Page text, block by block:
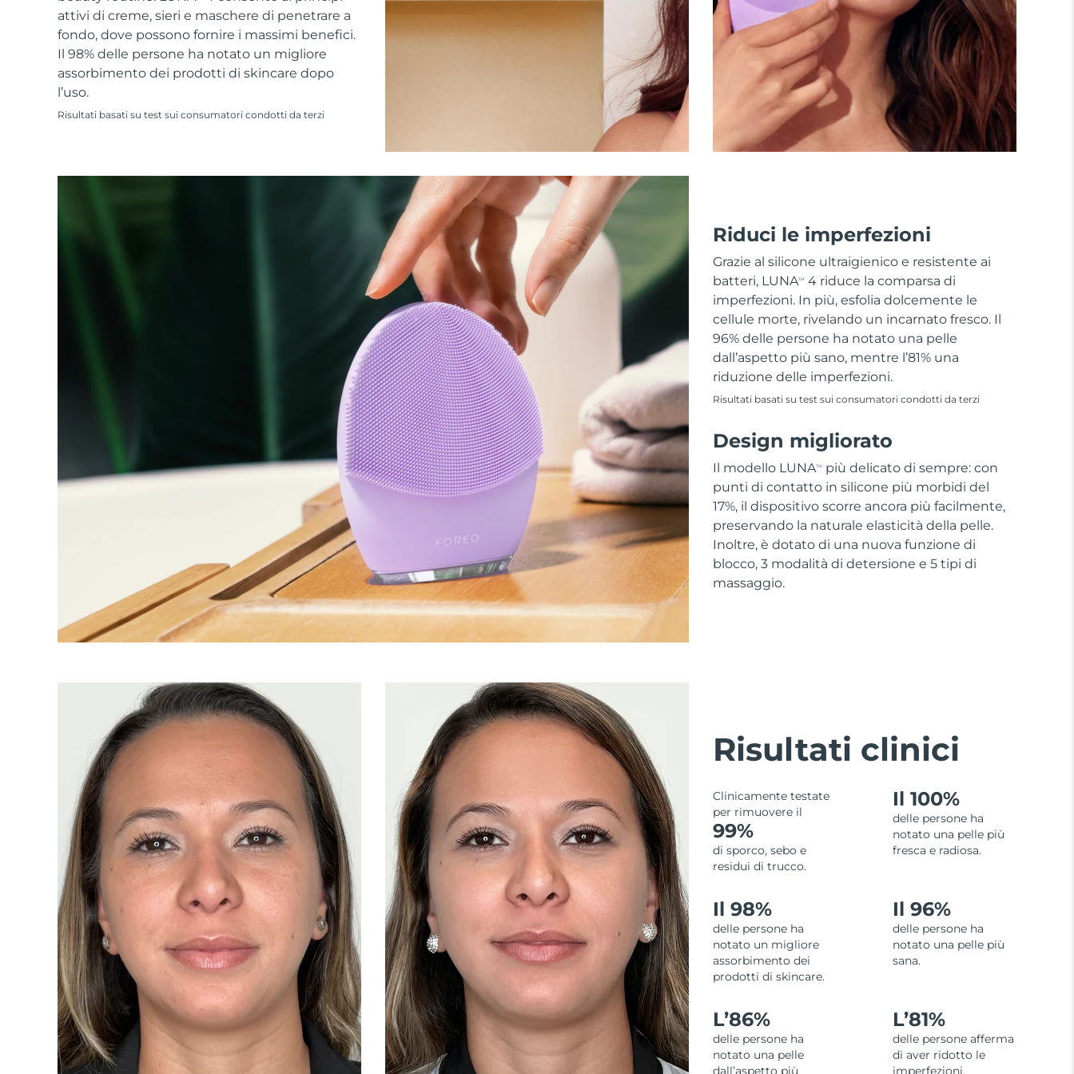
attivi di creme, sieri e maschere di penetrare a
fondo, dove possono fornire i massimi benefici.
Il 98% delle persone ha notato un migliore
assorbimento dei prodotti di skincare dopo
l’uso.
Risultati basati su test sui consumatori condotti da terzi
Riduci le imperfezioni
Grazie al silicone ultraigienico e resistente ai
batteri, LUNATM
4 riduce la comparsa di
imperfezioni. In più, esfolia dolcemente le
cellule morte, rivelando un incarnato fresco. Il
96% delle persone ha notato una pelle
dall’aspetto più sano, mentre l’81% una
riduzione delle imperfezioni.
Risultati basati su test sui consumatori condotti da terzi
Design migliorato
Il modello LUNATM
più delicato di sempre: con
punti di contatto in silicone più morbidi del
17%, il dispositivo scorre ancora più facilmente,
preservando la naturale elasticità della pelle.
Inoltre, è dotato di una nuova funzione di
blocco, 3 modalità di detersione e 5 tipi di
massaggio.
Risultati clinici
Clinicamente testate
per rimuovere il
99%
di sporco, sebo e
residui di trucco.
Il 100%
delle persone ha
notato una pelle più
fresca e radiosa.
Il 98%
delle persone ha
notato un migliore
assorbimento dei
prodotti di skincare.
Il 96%
delle persone ha
notato una pelle più
sana.
L’86%
delle persone ha
notato una pelle
dall’aspetto più
L’81%
delle persone afferma
di aver ridotto le
imperfezioni.
All acne treatment devices
All revitalizing eye massagers
Skincare KIWI™
Advanced pore care essentials
Serum
For healthy hair
issa™ Teeth Whitening Gel
18% PAP
Cosmetici
Uomini